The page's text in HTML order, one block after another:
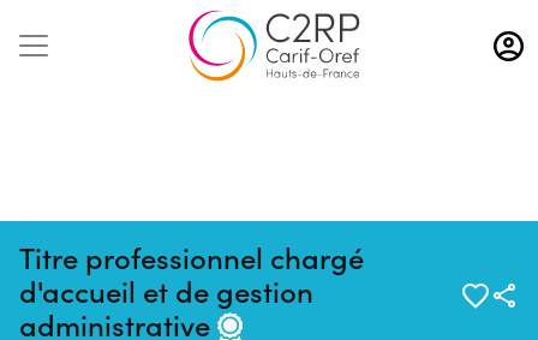
Aller
au
contenu
Titre professionnel chargé
d'accueil et de gestion
administrative
Mise à jour :
08/06/2026
Formation :
26260345F